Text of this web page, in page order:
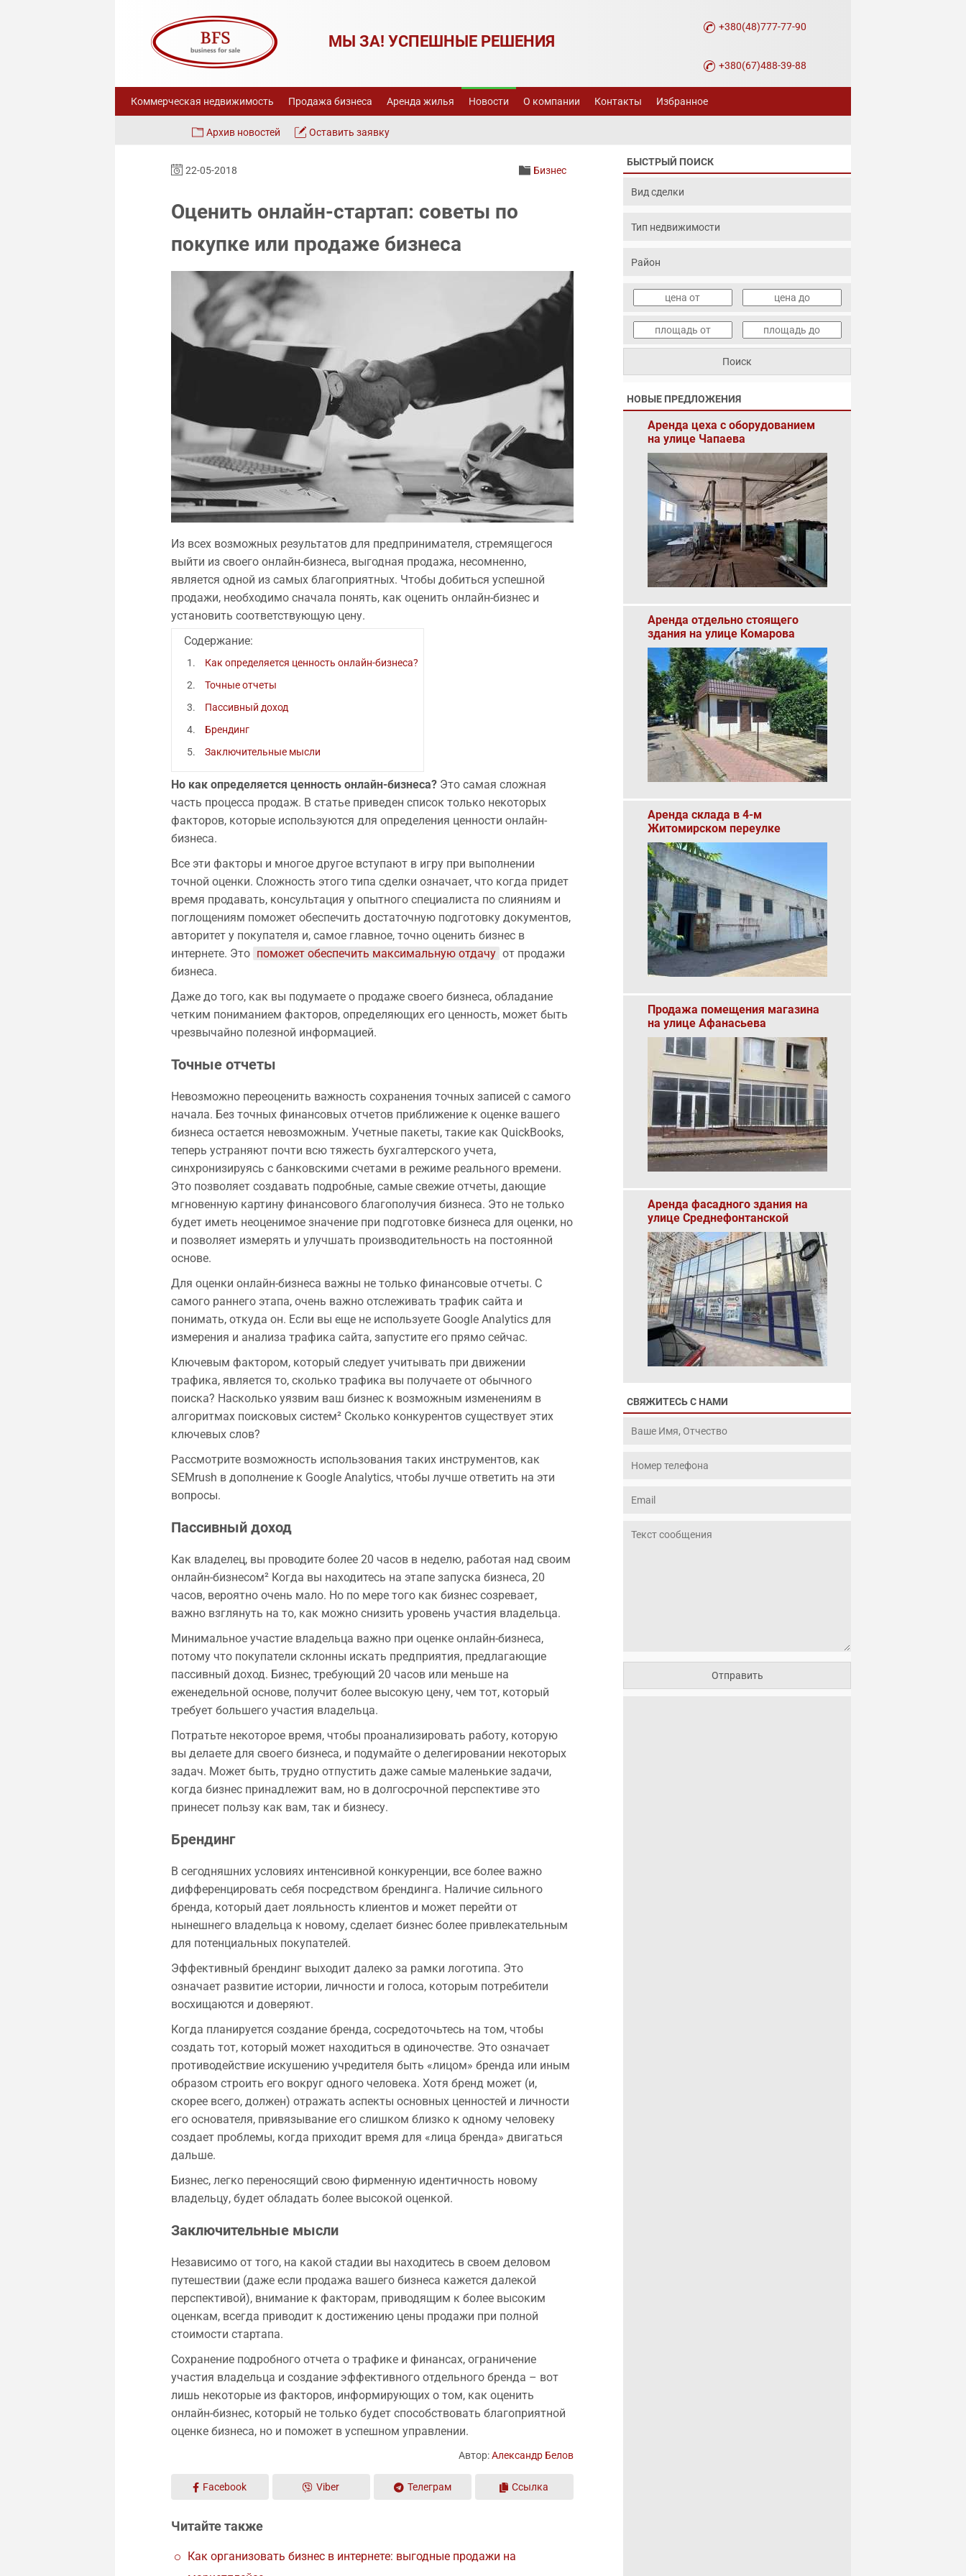
+380(48)777-77-90
+380(67)488-39-88
МЫ ЗА! УСПЕШНЫЕ РЕШЕНИЯ
Коммерческая недвижимость Продажа бизнеса Аренда жилья Новости О компании Контакты Избранное
Архив новостей Оставить заявку
22-05-2018 Бизнес
Оценить онлайн-стартап: советы по
покупке или продаже бизнеса
Из всех возможных результатов для предпринимателя, стремящегося
выйти из своего онлайн-бизнеса, выгодная продажа, несомненно,
является одной из самых благоприятных. Чтобы добиться успешной
продажи, необходимо сначала понять, как оценить онлайн-бизнес и
установить соответствующую цену.
Содержание:
Как определяется ценность онлайн-бизнеса?
Точные отчеты
Пассивный доход
Брендинг
Заключительные мысли
Но как определяется ценность онлайн-бизнеса?Это самая сложная
часть процесса продаж. В статье приведен список только некоторых
факторов, которые используются для определения ценности онлайн-
бизнеса.
Все эти факторы и многое другое вступают в игру при выполнении
точной оценки. Сложность этого типа сделки означает, что когда придет
время продавать, консультация у опытного специалиста по слияниям и
поглощениям поможет обеспечить достаточную подготовку документов,
авторитет у покупателя и, самое главное, точно оценить бизнес в
интернете. Это поможет обеспечить максимальную отдачу от продажи
бизнеса.
Даже до того, как вы подумаете о продаже своего бизнеса, обладание
четким пониманием факторов, определяющих его ценность, может быть
чрезвычайно полезной информацией.
Точные отчеты
Невозможно переоценить важность сохранения точных записей с самого
начала. Без точных финансовых отчетов приближение к оценке вашего
бизнеса остается невозможным. Учетные пакеты, такие как QuickBooks,
теперь устраняют почти всю тяжесть бухгалтерского учета,
синхронизируясь с банковскими счетами в режиме реального времени.
Это позволяет создавать подробные, самые свежие отчеты, дающие
мгновенную картину финансового благополучия бизнеса. Это не только
будет иметь неоценимое значение при подготовке бизнеса для оценки, но
и позволяет измерять и улучшать производительность на постоянной
основе.
Для оценки онлайн-бизнеса важны не только финансовые отчеты. С
самого раннего этапа, очень важно отслеживать трафик сайта и
понимать, откуда он. Если вы еще не используете Google Analytics для
измерения и анализа трафика сайта, запустите его прямо сейчас.
Ключевым фактором, который следует учитывать при движении
трафика, является то, сколько трафика вы получаете от обычного
поиска? Насколько уязвим ваш бизнес к возможным изменениям в
алгоритмах поисковых систем² Сколько конкурентов существует этих
ключевых слов?
Рассмотрите возможность использования таких инструментов, как
SEMrush в дополнение к Google Analytics, чтобы лучше ответить на эти
вопросы.
Пассивный доход
Как владелец, вы проводите более 20 часов в неделю, работая над своим
онлайн-бизнесом² Когда вы находитесь на этапе запуска бизнеса, 20
часов, вероятно очень мало. Но по мере того как бизнес созревает,
важно взглянуть на то, как можно снизить уровень участия владельца.
Минимальное участие владельца важно при оценке онлайн-бизнеса,
потому что покупатели склонны искать предприятия, предлагающие
пассивный доход. Бизнес, требующий 20 часов или меньше на
еженедельной основе, получит более высокую цену, чем тот, который
требует большего участия владельца.
Потратьте некоторое время, чтобы проанализировать работу, которую
вы делаете для своего бизнеса, и подумайте о делегировании некоторых
задач. Может быть, трудно отпустить даже самые маленькие задачи,
когда бизнес принадлежит вам, но в долгосрочной перспективе это
принесет пользу как вам, так и бизнесу.
Брендинг
В сегодняшних условиях интенсивной конкуренции, все более важно
дифференцировать себя посредством брендинга. Наличие сильного
бренда, который дает лояльность клиентов и может перейти от
нынешнего владельца к новому, сделает бизнес более привлекательным
для потенциальных покупателей.
Эффективный брендинг выходит далеко за рамки логотипа. Это
означает развитие истории, личности и голоса, которым потребители
восхищаются и доверяют.
Когда планируется создание бренда, сосредоточьтесь на том, чтобы
создать тот, который может находиться в одиночестве. Это означает
противодействие искушению учредителя быть «лицом» бренда или иным
образом строить его вокруг одного человека. Хотя бренд может (и,
скорее всего, должен) отражать аспекты основных ценностей и личности
его основателя, привязывание его слишком близко к одному человеку
создает проблемы, когда приходит время для «лица бренда» двигаться
дальше.
Бизнес, легко переносящий свою фирменную идентичность новому
владельцу, будет обладать более высокой оценкой.
Заключительные мысли
Независимо от того, на какой стадии вы находитесь в своем деловом
путешествии (даже если продажа вашего бизнеса кажется далекой
перспективой), внимание к факторам, приводящим к более высоким
оценкам, всегда приводит к достижению цены продажи при полной
стоимости стартапа.
Сохранение подробного отчета о трафике и финансах, ограничение
участия владельца и создание эффективного отдельного бренда – вот
лишь некоторые из факторов, информирующих о том, как оценить
онлайн-бизнес, который не только будет способствовать благоприятной
оценке бизнеса, но и поможет в успешном управлении.
Автор:Александр Белов
Facebook Viber Телеграм Ссылка
Читайте также
Как организовать бизнес в интернете: выгодные продажи на
БЫСТРЫЙ ПОИСК
НОВЫЕ ПРЕДЛОЖЕНИЯ
Аренда цеха с оборудованием
на улице Чапаева
Аренда отдельно стоящего
здания на улице Комарова
Аренда склада в 4-м
Житомирском переулке
Продажа помещения магазина
на улице Афанасьева
Аренда фасадного здания на
улице Среднефонтанской
СВЯЖИТЕСЬ С НАМИ